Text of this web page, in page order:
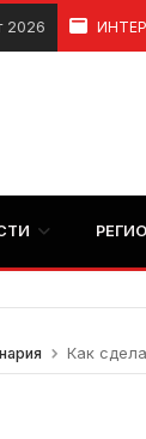
2026
Как